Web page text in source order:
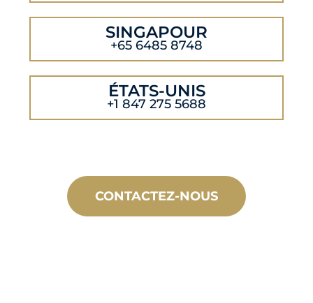
SINGAPOUR
+65 6485 8748
ÉTATS-UNIS
+1 847 275 5688
CONTACTEZ-NOUS